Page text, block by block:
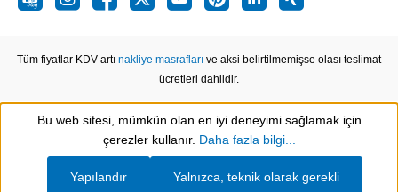
Tüm fiyatlar KDV artı nakliye masrafları ve aksi belirtilmemişse olası teslimat
ücretleri dahildir.
Show toolbar
Bu web sitesi, mümkün olan en iyi deneyimi sağlamak için
çerezler kullanır. Daha fazla bilgi...
Yalnızca, teknik olarak gerekli
Yapılandır